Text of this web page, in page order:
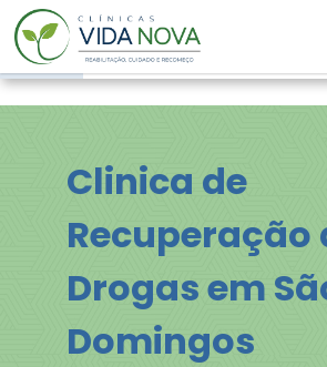
Clinica de
Recuperação
Drogas em
Domingos